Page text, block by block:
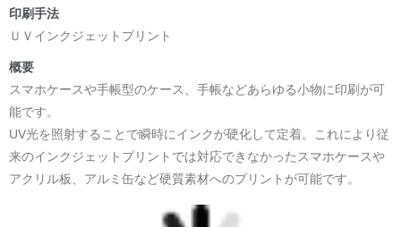
印刷手法
ＵＶインクジェットプリント
概要
スマホケースや手帳型のケース、手帳などあらゆる小物に印刷が可
能です。
UV光を照射することで瞬時にインクが硬化して定着。これにより従
来のインクジェットプリントでは対応できなかったスマホケースや
アクリル板、アルミ缶など硬質素材へのプリントが可能です。